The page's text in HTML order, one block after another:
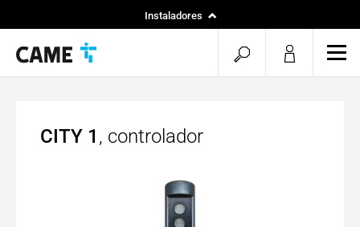
Instaladores
CITY 1 , controlador